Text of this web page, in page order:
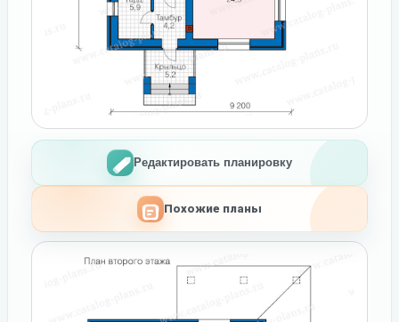
Редактировать планировку
Похожие планы